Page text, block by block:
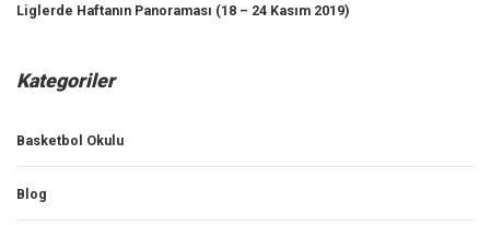
Liglerde Haftanın Panoraması (18 – 24 Kasım 2019)
Kategoriler
Basketbol Okulu
Blog